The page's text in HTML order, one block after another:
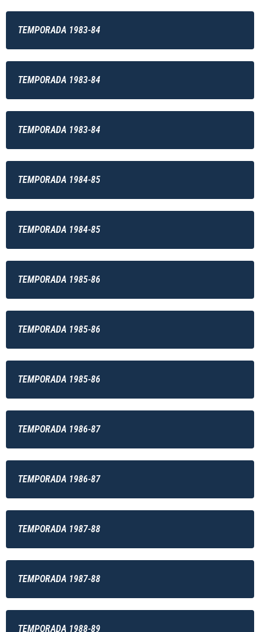
TEMPORADA 1983-84
TEMPORADA 1983-84
TEMPORADA 1983-84
TEMPORADA 1984-85
TEMPORADA 1984-85
TEMPORADA 1985-86
TEMPORADA 1985-86
TEMPORADA 1985-86
TEMPORADA 1986-87
TEMPORADA 1986-87
TEMPORADA 1987-88
TEMPORADA 1987-88
TEMPORADA 1988-89